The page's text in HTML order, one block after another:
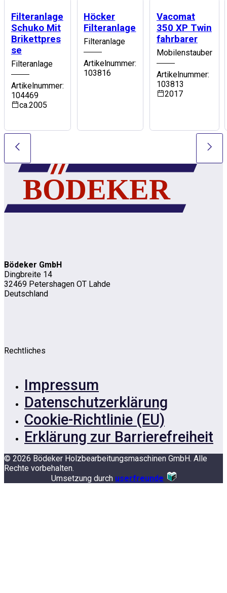
Filteranlage
Schuko Mit
Brikettpres
se
Filteranlage
Artikelnummer:
104469
ca.2005
Höcker
Filteranlage
Filteranlage
Artikelnummer:
103816
Vacomat
350 XP Twin
fahrbarer
Mobilenstauber
Artikelnummer:
103813
2017
Bödeker GmbH
Dingbreite 14
32469 Petershagen OT Lahde
Deutschland
Rechtliches
Impressum
Datenschutzerklärung
Cookie-Richtlinie (EU)
Erklärung zur Barrierefreiheit
© 2026 Bödeker Holzbearbeitungsmaschinen GmbH. Alle
Rechte vorbehalten.
Umsetzung durch userfreunde